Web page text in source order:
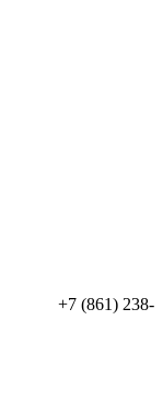
+7 (861) 238-